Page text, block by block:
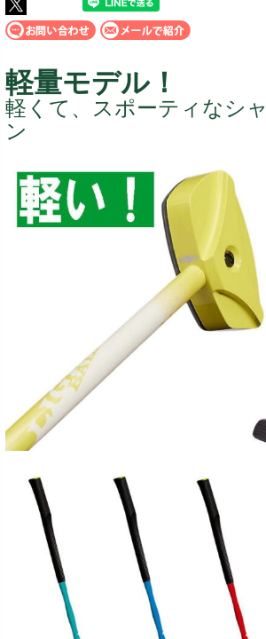
軽量モデル！
軽くて、スポーティなシ
ン